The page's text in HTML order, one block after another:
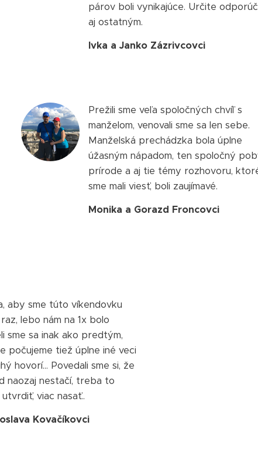
párov boli vynikajúce. Určite
aj ostatným.
Ivka a Janko Zázrivcovci
Prežili sme veľa spoločných chvíľ s
manželom, venovali sme sa len sebe.
Manželská prechádzka bola úplne
úžasným nápadom, ten spoločný
prírode a aj tie témy rozhovoru,
sme mali viesť, boli zaujímavé.
Monika a Gorazd Froncovci
aby sme túto víkendovku
lebo nám na 1x bolo
sme sa inak ako predtým,
počujeme tiež úplne iné veci
hovorí... Povedali sme si, že
naozaj nestačí, treba to
viac nasať..
Kovačíkovci